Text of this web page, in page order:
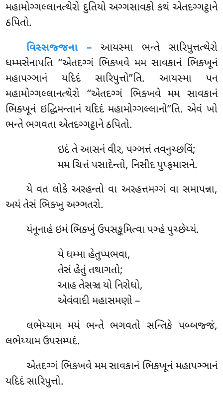
મહામોગ્ગલ્લાનત્થેરો દુતિયો અગ્ગસાવકો કથં એતદગ્ગટ્ઠાને
ઠપિતો.
વિસ્સજ્જના –આયસ્મા ભન્તે સારિપુત્તત્થેરો
ધમ્મસેનાપતિ ‘‘એતદગ્ગં ભિક્ખવે મમ સાવકાનં ભિક્ખૂનં
મહાપઞ્ઞાનં યદિદં સારિપુત્તો’’તિ. આયસ્મા પન
મહામોગ્ગલ્લાનત્થેરો ‘‘એતદગ્ગં ભિક્ખવે મમ સાવકાનં
ભિક્ખૂનં ઇદ્ધિમન્તાનં યદિદં મહામોગ્ગલ્લાનો’’તિ. એવં ખો
ભન્તે ભગવતા એતદગ્ગટ્ઠાને ઠપિતો.
ઇદં તે આસનં વીર, પઞ્ઞત્તં તવનુચ્છવિં;
મમ ચિત્તં પસાદેન્તો, નિસીદ પુપ્ફમાસને.
યે વત લોકે અરહન્તો વા અરહત્તમગ્ગં વા સમાપન્ના,
અયં તેસં ભિક્ખુ અઞ્ઞતરો.
યંનૂનાહં ઇમં ભિક્ખું ઉપસઙ્કમિત્વા પઞ્હં પુચ્છેય્યં.
યે ધમ્મા હેતુપ્પભવા,
તેસં હેતું તથાગતો;
આહ તેસઞ્ચ યો નિરોધો,
એવંવાદી મહાસમણો –
લભેય્યામ મયં ભન્તે ભગવતો સન્તિકે પબ્બજ્જં,
લભેય્યામ ઉપસમ્પદં.
એતદગ્ગં ભિક્ખવે મમ સાવકાનં ભિક્ખૂનં મહાપઞ્ઞાનં
યદિદં સારિપુત્તો.